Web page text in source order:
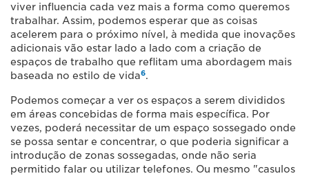
viver influencia cada vez mais a forma como queremos
trabalhar. Assim, podemos esperar que as coisas
acelerem para o próximo nível, à medida que inovações
adicionais vão estar lado a lado com a criação de
espaços de trabalho que reflitam uma abordagem mais
baseada no estilo de vida6.
Podemos começar a ver os espaços a serem divididos
em áreas concebidas de forma mais específica. Por
vezes, poderá necessitar de um espaço sossegado onde
se possa sentar e concentrar, o que poderia significar a
introdução de zonas sossegadas, onde não seria
permitido falar ou utilizar telefones. Ou mesmo "casulos